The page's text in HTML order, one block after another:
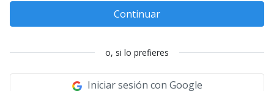
Continuar
o, si lo prefieres
Iniciar sesión con Google